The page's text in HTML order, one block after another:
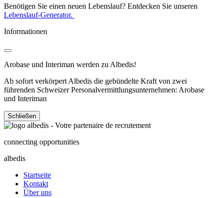
Benötigen Sie einen neuen Lebenslauf? Entdecken Sie unseren
Lebenslauf-Generator.
Informationen
Arobase und Interiman werden zu Albedis!
Ab sofort verkörpert Albedis die gebündelte Kraft von zwei
führenden Schweizer Personalvermittlungsunternehmen: Arobase
und Interiman
Schließen
connecting opportunities
albedis
Startseite
Kontakt
Über uns